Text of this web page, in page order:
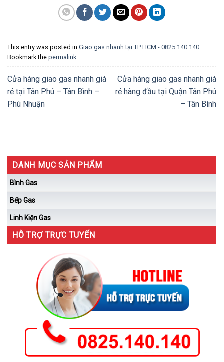
This entry was posted in Giao gas nhanh tại TP HCM - 0825.140.140.
Bookmark the permalink.
Cửa hàng giao gas nhanh giá
rẻ tại Tân Phú – Tân Bình –
Phú Nhuận
Cửa hàng giao gas nhanh giá
rẻ hàng đầu tại Quận Tân Phú
– Tân Bình
DANH MỤC SẢN PHẨM
Bình Gas
Bếp Gas
Linh Kiện Gas
HỖ TRỢ TRỰC TUYẾN